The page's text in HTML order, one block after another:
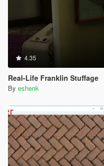
4.35
Real-Life Franklin Stuffage
By eshenk